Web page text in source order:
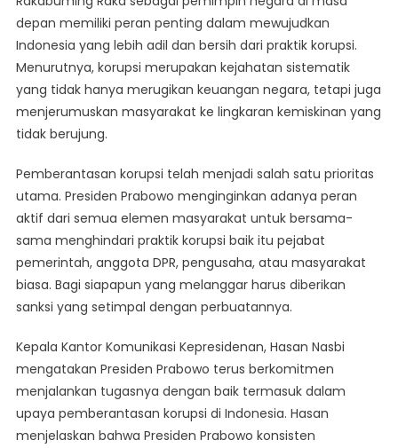
depan memiliki peran penting dalam mewujudkan
Indonesia yang lebih adil dan bersih dari praktik korupsi.
Menurutnya, korupsi merupakan kejahatan sistematik
yang tidak hanya merugikan keuangan negara, tetapi juga
menjerumuskan masyarakat ke lingkaran kemiskinan yang
tidak berujung.
Pemberantasan korupsi telah menjadi salah satu prioritas
utama. Presiden Prabowo menginginkan adanya peran
aktif dari semua elemen masyarakat untuk bersama-
sama menghindari praktik korupsi baik itu pejabat
pemerintah, anggota DPR, pengusaha, atau masyarakat
biasa. Bagi siapapun yang melanggar harus diberikan
sanksi yang setimpal dengan perbuatannya.
Kepala Kantor Komunikasi Kepresidenan, Hasan Nasbi
mengatakan Presiden Prabowo terus berkomitmen
menjalankan tugasnya dengan baik termasuk dalam
upaya pemberantasan korupsi di Indonesia. Hasan
menjelaskan bahwa Presiden Prabowo konsisten